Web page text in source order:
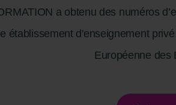
a obtenu des numéros
établissement d'enseignement
Européenne des